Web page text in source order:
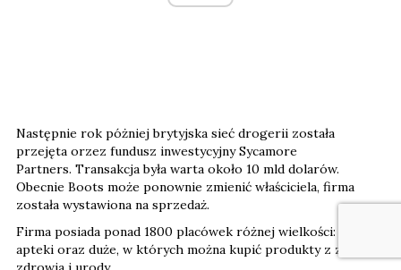
Następnie rok póżniej brytyjska sieć drogerii została
przejęta orzez fundusz inwestycyjny Sycamore
Partners. Transakcja była warta około 10 mld dolarów.
Obecnie Boots może ponownie zmienić właściciela, firma
została wystawiona na sprzedaż.
Firma posiada ponad 1800 placówek różnej wielkości: małe
apteki oraz duże, w których można kupić produkty z zakresu